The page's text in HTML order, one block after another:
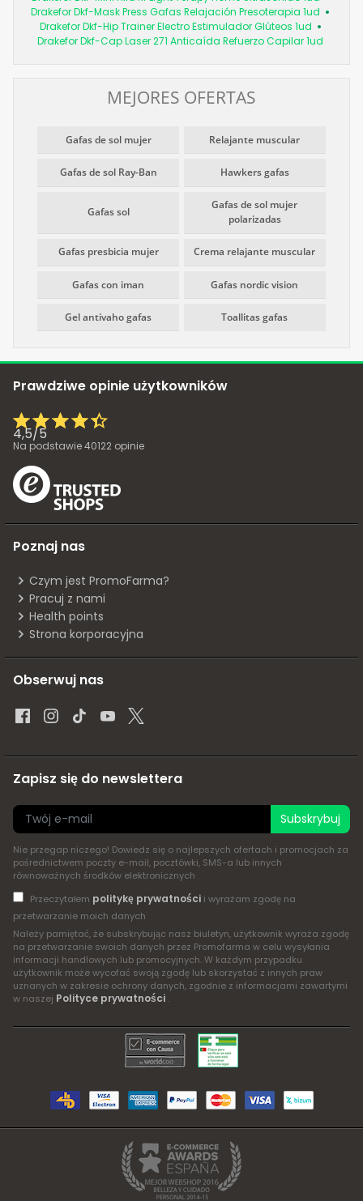
Drakefor Dkf-Mask Press Gafas Relajación Presoterapia 1ud
Drakefor Dkf-Hip Trainer Electro Estimulador Glúteos 1ud
Drakefor Dkf-Cap Laser 271 Anticaída Refuerzo Capilar 1ud
MEJORES OFERTAS
Gafas de sol mujer Relajante muscular
Gafas de sol Ray-Ban Hawkers gafas
Gafas sol
Gafas de sol mujer
polarizadas
Gafas presbicia mujer Crema relajante muscular
Gafas con iman Gafas nordic vision
Gel antivaho gafas Toallitas gafas
Prawdziwe opinie użytkowników
4,5/5
Na podstawie40122 opinie
Poznaj nas
Czym jest PromoFarma?
Pracuj z nami
Health points
Strona korporacyjna
Obserwuj nas
Zapisz się do newslettera
Subskrybuj
Nie przegap niczego! Dowiedz się o najlepszych ofertach i promocjach za
pośrednictwem poczty e-mail, pocztówki, SMS-a lub innych
równoważnych środków elektronicznych
Przeczytałem politykę prywatnościi wyrażam zgodę na
przetwarzanie moich danych
Należy pamiętać, że subskrybując nasz biuletyn, użytkownik wyraża zgodę
na przetwarzanie swoich danych przez Promofarma w celu wysyłania
informacji handlowych lub promocyjnych. W każdym przypadku
użytkownik może wycofać swoją zgodę lub skorzystać z innych praw
uznanych w zakresie ochrony danych, zgodnie z informacjami zawartymi
w naszej Polityce prywatności .